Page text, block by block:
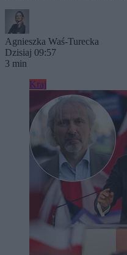
Agnieszka Waś-Turecka
Dzisiaj 09:57
3 min
Kraj